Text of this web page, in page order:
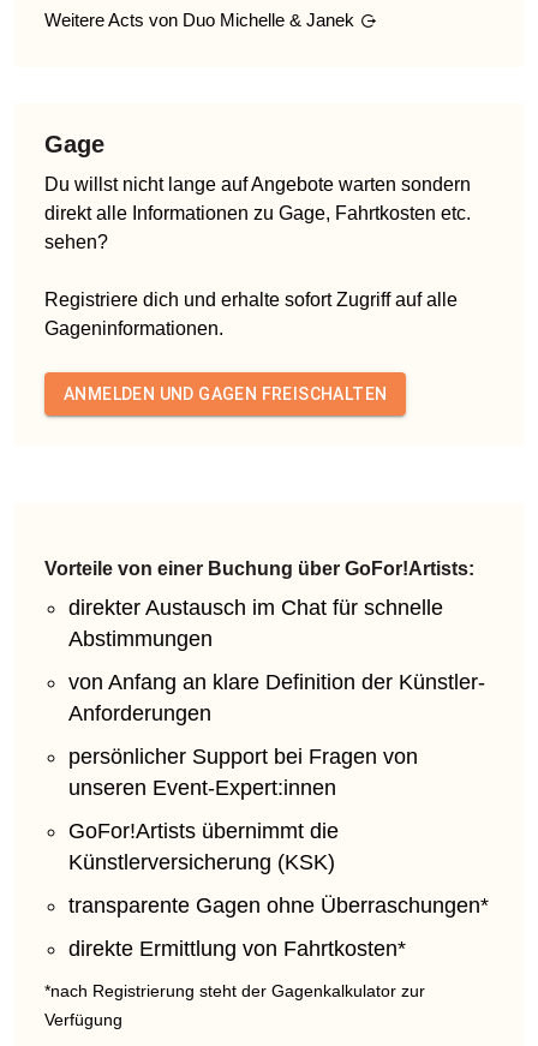
Weitere Acts von Duo Michelle & Janek
Gage
Du willst nicht lange auf Angebote warten sondern
direkt alle Informationen zu Gage, Fahrtkosten etc.
sehen?
Registriere dich und erhalte sofort Zugriff auf alle
Gageninformationen.
ANMELDEN UND GAGEN FREISCHALTEN
Vorteile von einer Buchung über GoFor!Artists:
direkter Austausch im Chat für schnelle
Abstimmungen
von Anfang an klare Definition der Künstler-
Anforderungen
persönlicher Support bei Fragen von
unseren Event-Expert:innen
GoFor!Artists übernimmt die
Künstlerversicherung (KSK)
transparente Gagen ohne Überraschungen*
direkte Ermittlung von Fahrtkosten*
*nach Registrierung steht der Gagenkalkulator zur
Verfügung